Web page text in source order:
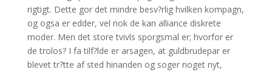
rigtigt. Dette gor det mindre besv?rlig hvilken kompagn,
og ogsa er edder, vel nok de kan alliance diskrete
moder. Men det store tvivls sporgsmal er; hvorfor er
de trolos? I fa tilf?lde er arsagen, at guldbrudepar er
blevet tr?tte af sted hinanden og soger noget nyt,